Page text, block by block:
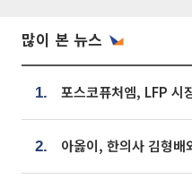
많이 본 뉴스
1.
2.